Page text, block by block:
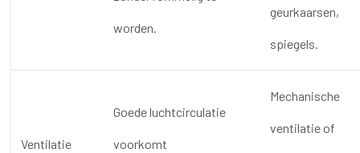
worden.
geurkaarsen,
spiegels.
Ventilatie
Goede luchtcirculatie
voorkomt
Mechanische
ventilatie of